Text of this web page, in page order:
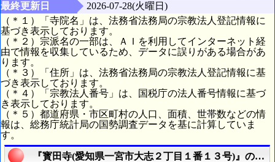
最終更新日
2026-07-28(火曜日)
（＊１）「寺院名」は、法務省法務局の宗教法人登記情報に
基づき表示しております。
（＊２）宗派名の一部は、ＡＩを利用してインターネット経
由で情報を収集しているため、データに誤りがある場合があ
ります。
（＊３）「住所」は、法務省法務局の宗教法人登記情報に基
づき表示しております。
（＊４）「宗教法人番号」は、国税庁の法人番号情報に基づ
き表示しております。
（＊５）都道府県・市区町村の人口、面積、世帯数などの情
報は、総務庁統計局の国勢調査データを基に計算していま
す。
『寳田寺(愛知県一宮市大志２丁目１番１３号)』の航